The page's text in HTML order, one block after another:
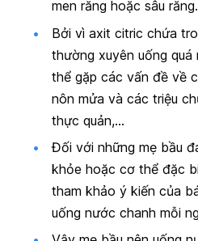
men răng hoặc sâu răng.
Bởi vì axit citric chứa
thường xuyên uống
thể gặp các vấn đề về
nôn mửa và các triệu
thực quản,…
Đối với những mẹ bầu
khỏe hoặc cơ thể đặc
tham khảo ý kiến của
uống nước chanh mỗi